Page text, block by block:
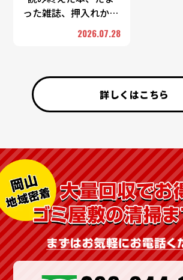
った雑誌、押入れから
出てきた古い書類——
紙類は一つひとつは軽
す。「重くて運べな
い」 …
2026.07.28
詳しくはこちら